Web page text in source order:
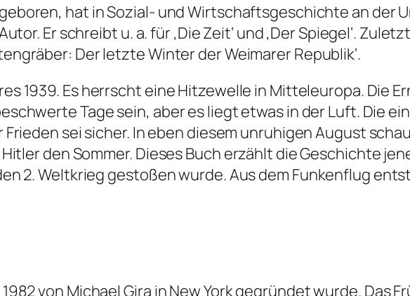
hat in Sozial- und Wirtschaftsgeschichte an der
Er schreibt u. a. für ‚Die Zeit‘ und ‚Der Spiegel‘.
Der letzte Winter der Weimarer Republik‘.
1939. Es herrscht eine Hitzewelle in Mitteleuropa. Die
Tage sein, aber es liegt etwas in der Luft. Die
sei sicher. In eben diesem unruhigen August
den Sommer. Dieses Buch erzählt die Geschichte
2. Weltkrieg gestoßen wurde. Aus dem Funkenflug
von Michael Gira in New York gegründet wurde. Das